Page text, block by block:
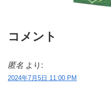
コメント
匿名 より:
2024年7月5日 11:00 PM